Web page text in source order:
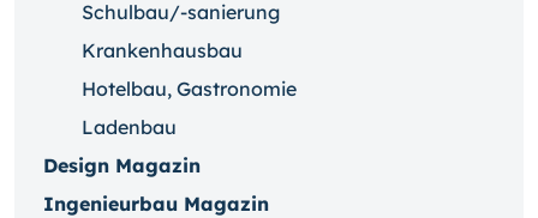
Schulbau/-sanierung
Krankenhausbau
Hotelbau, Gastronomie
Ladenbau
Design Magazin
Ingenieurbau Magazin